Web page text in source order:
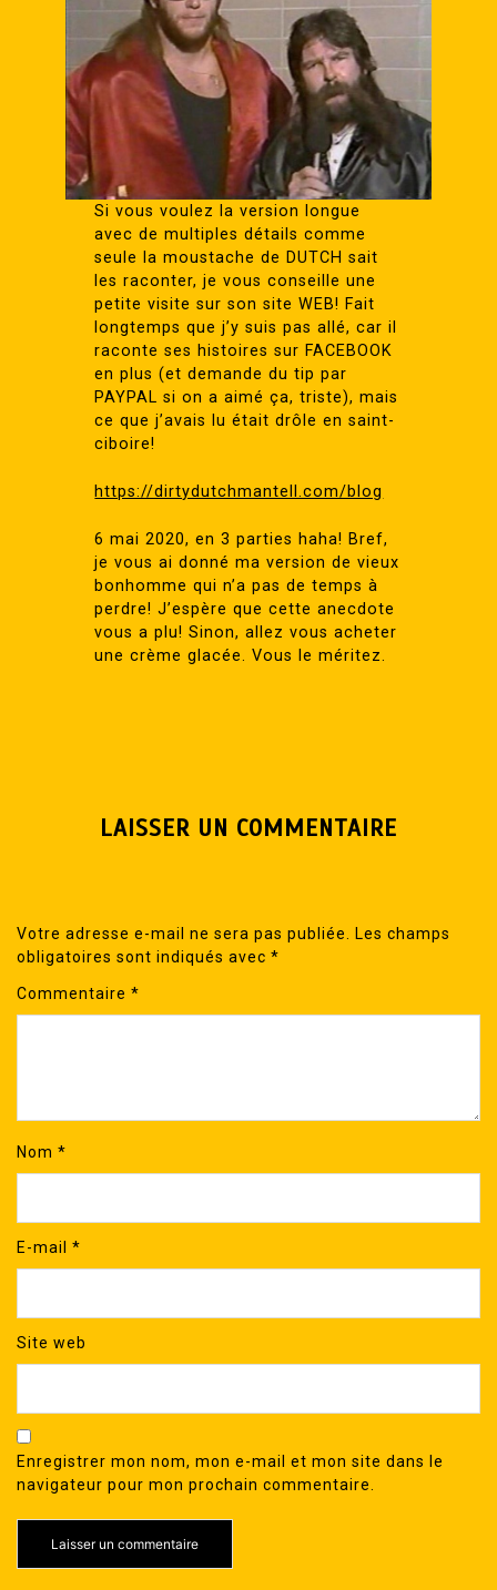
Si vous voulez la version longue
avec de multiples détails comme
seule la moustache de DUTCH sait
les raconter, je vous conseille une
petite visite sur son site WEB! Fait
longtemps que j’y suis pas allé, car il
raconte ses histoires sur FACEBOOK
en plus (et demande du tip par
PAYPAL si on a aimé ça, triste), mais
ce que j’avais lu était drôle en saint-
ciboire!
https://dirtydutchmantell.com/blog
6 mai 2020, en 3 parties haha! Bref,
je vous ai donné ma version de vieux
bonhomme qui n’a pas de temps à
perdre! J’espère que cette anecdote
vous a plu! Sinon, allez vous acheter
une crème glacée. Vous le méritez.
LAISSER UN COMMENTAIRE
Votre adresse e-mail ne sera pas publiée.
Les champs
obligatoires sont indiqués avec *
Commentaire *
Nom *
E-mail *
Site web
Enregistrer mon nom, mon e-mail et mon site dans le
navigateur pour mon prochain commentaire.